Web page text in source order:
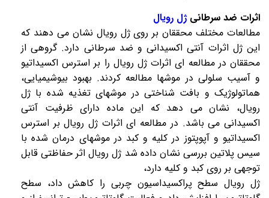
اثرات ضد سرطانیژل رویال
مطالعات مختلف محققان بر رویژل رویال نشان می دهند که
این ژل اثرات آنتی اکسیدانی و ضد سرطانی دارد. گروهی از
محققان در مطالعه ای اثرات ژل رویال را بر استرس اکسیداتیو
و آسیب سلولی در موشها مطالعه کردند. بهبود بیوشیمیایی،
هماتولوژیک و بافت شناختی در موشهای تغذیه شده با ژل
رویال، نشان می دهد که این ماده دارای ظرفیت آنتی
اکسیدانی می باشد. در مطالعه ای اثرات ژل رویال بر استرس
اکسیداتیو و آپوپتوز در کلیه و کبد در موشهای درمان شده با
سیس پلاتین بررسی نشان داده شد ژل رویالاثر حفاظتی قابل
توجهی بر روی کبد و کلیه دارد،
ژل رویالسطح پراکسیداسیون چربی را کاهش داد، سطح